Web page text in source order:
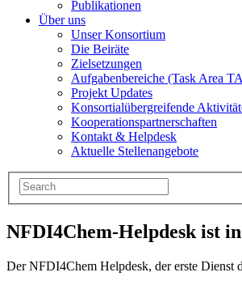
Publikationen
Über uns
Unser Konsortium
Die Beiräte
Zielsetzungen
Aufgabenbereiche (Task Area
Projekt Updates
Konsortialübergreifende
Kooperationspartnerschaften
Kontakt & Helpdesk
Aktuelle Stellenangebote
NFDI4Chem-Helpdesk ist
Der NFDI4Chem Helpdesk, der erste Dienst